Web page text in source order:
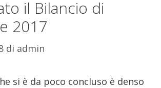
il Bilancio di
2017
di admin
si è da poco concluso è denso